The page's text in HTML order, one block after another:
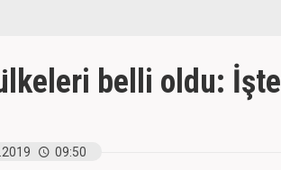
belli oldu: İşte
09:50